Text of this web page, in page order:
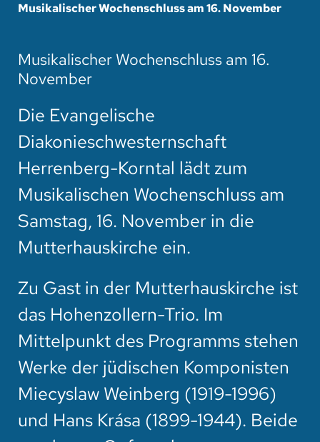
Musikalischer Wochenschluss am 16. November
Musikalischer Wochenschluss am 16.
November
Die Evangelische
Diakonieschwesternschaft
Herrenberg-Korntal lädt zum
Musikalischen Wochenschluss am
Samstag, 16. November in die
Mutterhauskirche ein.
Zu Gast in der Mutterhauskirche ist
das Hohenzollern-Trio. Im
Mittelpunkt des Programms stehen
Werke der jüdischen Komponisten
Miecyslaw Weinberg (1919-1996)
und Hans Krása (1899-1944). Beide